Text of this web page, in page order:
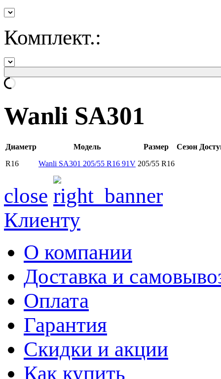
Комплект.:
Wanli SA301
Диаметр Модель Размер Сезон
R16
Wanli SA301 205/55 R16 91V 205/55 R16
close
Клиенту
О компании
Доставка и
Оплата
Гарантия
Скидки и акции
Как купить